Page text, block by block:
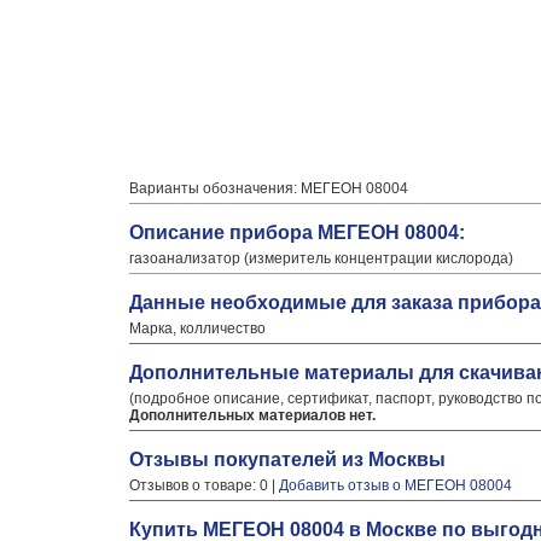
Варианты обозначения: МЕГЕОН 08004
Описание прибора МЕГЕОН 08004:
газоанализатор (измеритель концентрации кислорода)
Данные необходимые для заказа
Марка, колличество
Дополнительные материалы для
(подробное описание, сертификат, паспорт, руководство
Дополнительных материалов нет.
Отзывы покупателей из Москвы
Отзывов о товаре: 0 | Добавить отзыв о МЕГЕОН 08004
Купить МЕГЕОН 08004 в Москве по